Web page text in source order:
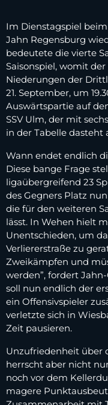
Im Dienstagspiel beim
Jahn Regensburg
bedeutete die vierte
Saisonspiel, womit
Niederungen der
21. September, um
Auswärtspartie auf
SSV Ulm, der mit
in der Tabelle dasteht
Wann endet endlich
Diese bange Frage
ligaübergreifend 23
des Gegners Platz
die für den weiteren
lässt. In Wehen hielt
Unentschieden, um
Verliererstraße zu
Zweikämpfen und
werden”, fordert
soll nun endlich der
ein Offensivspieler
verletzte sich in
Zeit pausieren.
Unzufriedenheit über
herrscht aber nicht
noch vor dem
magere